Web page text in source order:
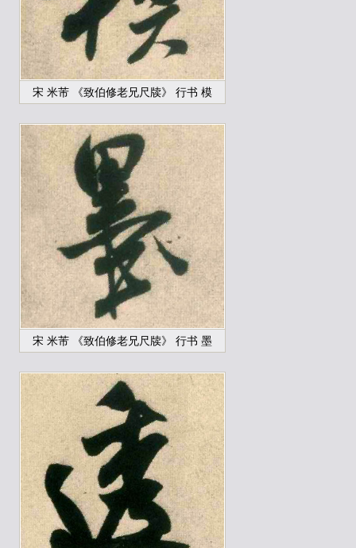
宋 米芾 《致伯修老兄尺牍》 行书 模
宋 米芾 《致伯修老兄尺牍》 行书 墨